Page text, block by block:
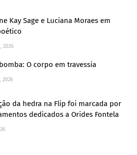
Kay Sage e Luciana Moraes em
2026
O corpo em travessia
2026
da hedra na Flip foi marcada por
dedicados a Orides Fontela